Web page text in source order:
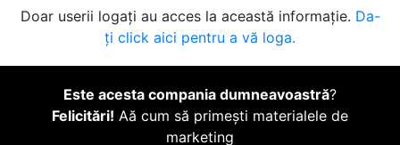
Doar userii logați au acces la această informație. Da-
ți click aici pentru a vă loga.
Este acesta compania dumneavoastră?
Felicitări! Aă cum să primești materialele de
marketing